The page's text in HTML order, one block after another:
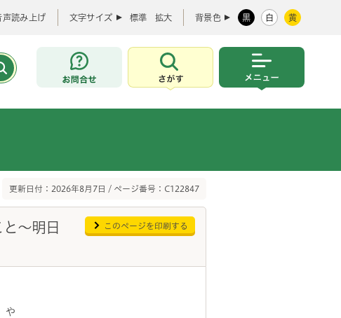
声読み上げ 文字サイズ 標準 拡大 背景色 黒 白 黄
お問合せ
さがす
更新日付：2026年8月7日 / ページ番号：C122847
～明日
このページを印刷する
や